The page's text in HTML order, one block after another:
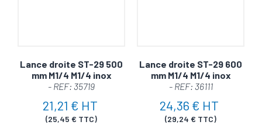
Lance droite ST-29 500
mm M1/4 M1/4 inox
- REF: 35719
21,21 € HT
(25,45 € TTC)
Lance droite ST-29 600
mm M1/4 M1/4 inox
- REF: 36111
24,36 € HT
(29,24 € TTC)